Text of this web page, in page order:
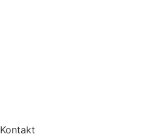
Kontakt